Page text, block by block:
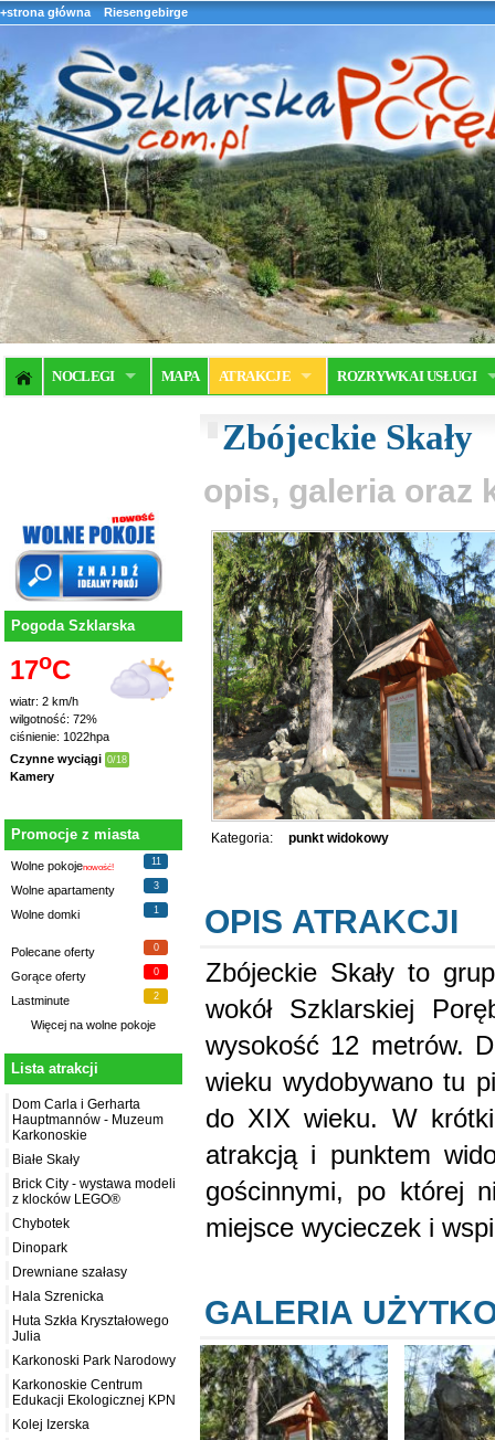
+strona główna Riesengebirge
NOCLEGI MAPA ATRAKCJE ROZRYWKA I USŁUGI
Pogoda Szklarska
17oC
wiatr: 2 km/h
wilgotność: 72%
ciśnienie: 1022hpa
Czynne wyciągi 0/18
Kamery
Promocje z miasta
Wolne pokojenowość!
11
Wolne apartamenty 3
Wolne domki 1
Polecane oferty 0
Gorące oferty 0
Lastminute 2
Więcej na wolne pokoje
Lista atrakcji
Dom Carla i Gerharta
Hauptmannów - Muzeum
Karkonoskie
Białe Skały
Brick City - wystawa modeli
z klocków LEGO®
Chybotek
Dinopark
Drewniane szałasy
Hala Szrenicka
Huta Szkła Kryształowego
Julia
Karkonoski Park Narodowy
Karkonoskie Centrum
Edukacji Ekologicznej KPN
Kolej Izerska
Zbójeckie Skały
opis, galeria oraz
Kategoria: punkt widokowy
OPIS ATRAKCJI
Zbójeckie Skały to
wokół Szklarskiej
wysokość 12 metrów.
wieku wydobywano tu
do XIX wieku. W
atrakcją i punktem
gościnnymi, po której
miejsce wycieczek i
GALERIA